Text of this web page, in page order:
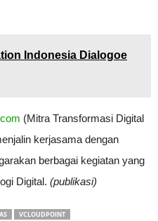
Indonesia Dialogoe
(Mitra Transformasi Digital
kerjasama dengan
berbagai kegiatan yang
Digital. (publikasi)
VCLOUDPOINT